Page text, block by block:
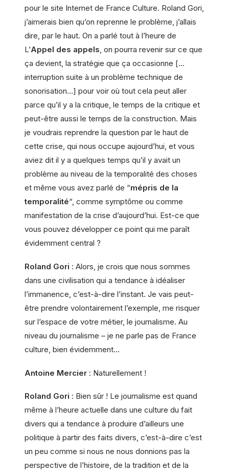
pour le site Internet de France Culture. Roland Gori,
j’aimerais bien qu’on reprenne le problème, j’allais
dire, par le haut. On a parlé tout à l’heure de
L’Appel des appels, on pourra revenir sur ce que
ça devient, la stratégie que ça occasionne […
interruption suite à un problème technique de
sonorisation…] pour voir où tout cela peut aller
parce qu’il y a la critique, le temps de la critique et
peut-être aussi le temps de la construction. Mais
je voudrais reprendre la question par le haut de
cette crise, qui nous occupe aujourd’hui, et vous
aviez dit il y a quelques temps qu’il y avait un
problème au niveau de la temporalité des choses
et même vous avez parlé de “mépris de la
temporalité“, comme symptôme ou comme
manifestation de la crise d’aujourd’hui. Est-ce que
vous pouvez développer ce point qui me paraît
évidemment central ?
Roland Gori : Alors, je crois que nous sommes
dans une civilisation qui a tendance à idéaliser
l’immanence, c’est-à-dire l’instant. Je vais peut-
être prendre volontairement l’exemple, me risquer
sur l’espace de votre métier, le journalisme. Au
niveau du journalisme – je ne parle pas de France
culture, bien évidemment…
Antoine Mercier : Naturellement !
Roland Gori : Bien sûr ! Le journalisme est quand
même à l’heure actuelle dans une culture du fait
divers qui a tendance à produire d’ailleurs une
politique à partir des faits divers, c’est-à-dire c’est
un peu comme si nous ne nous donnions pas la
perspective de l’histoire, de la tradition et de la